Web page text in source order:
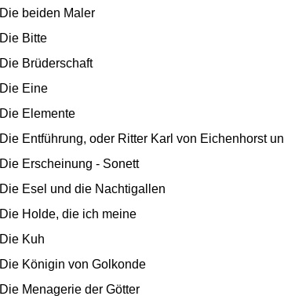
Die beiden Maler
Die Bitte
Die Brüderschaft
Die Eine
Die Elemente
Die Entführung, oder Ritter Karl von Eichenhorst
Die Erscheinung - Sonett
Die Esel und die Nachtigallen
Die Holde, die ich meine
Die Kuh
Die Königin von Golkonde
Die Menagerie der Götter